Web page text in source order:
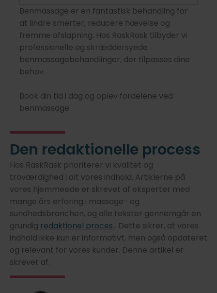
Benmassage er en fantastisk behandling for
at lindre smerter, reducere hævelse og
fremme afslapning. Hos RaskRask tilbyder vi
professionelle og skræddersyede
benmassagebehandlinger, der tilpasses dine
behov.
Book din tid i dag og oplev fordelene ved
benmassage.
Den redaktionelle process
Hos RaskRask prioriterer vi kvalitet og
troværdighed i alt vores indhold. Artiklerne på
vores hjemmeside er skrevet af eksperter med
mange års erfaring i massage- og
sundhedsbranchen, og alle tekster gennemgår en
grundig redaktionel proces . Dette sikrer, at vores
indhold ikke kun er informativt, men også opdateret
og relevant for vores kunder. Denne artikel er
skrevet af: